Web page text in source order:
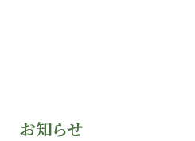
お知らせ